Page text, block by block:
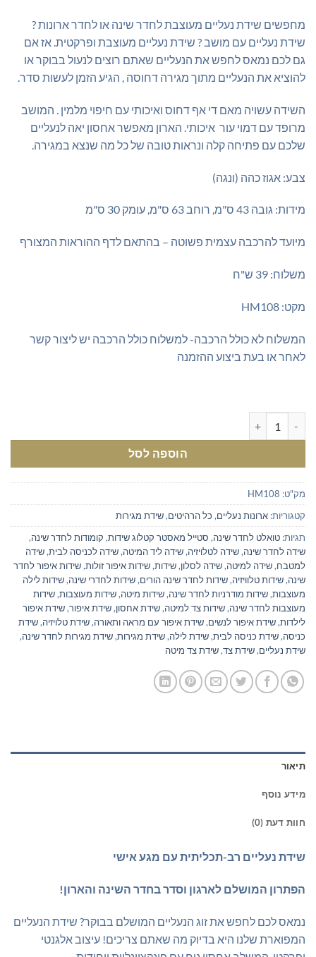
מחפשים שידת נעליים מעוצבת לחדר שינה או לחדר ארונות ?
שידת נעליים עם מושב ? שידת נעליים מעוצבת ופרקטית. אז אם
גם לכם נמאס לחפש את הנעליים שאתם רוצים לנעול בבוקר או
להוציא את הנעליים מתוך מגירה דחוסה , הגיע הזמן לעשות סדר.
השידה עשויה מאם די אף דחוס ואיכותי עם חיפוי מלמין . המושב
מרופד עם דמוי עור איכותי. הארון מאפשר אחסון יאה לנעליים
שלכם עם פתיחה קלה ונראות טובה של כל מה שנצא במגירה.
צבע: אגוז כהה (ונגה)
מידות: גובה 43 ס"מ, רוחב 63 ס"מ, עומק 30 ס"מ
מיועד להרכבה עצמית פשוטה – בהתאם לדף ההוראות המצורף
משלוח: 39 ש"ח
מקט: HM108
המשלוח לא כולל הרכבה- למשלוח כולל הרכבה יש ליצור קשר
לאחר או בעת ביצוע ההזמנה
הוספה לסל
מק"ט: HM108
קטגוריות: ארונות נעליים, כל הרהיטים,שידת מגירות
תגיות: טואלט לחדר שינה, סטייל מאסטר קטלוג שידות, קומודות לחדר שינה,
שידה לחדר שינה,שידה לטלויזיה,שידה ליד המיטה,שידה לכניסה לבית,שידה
למטבח,שידה למיטה,שידה לסלון,שידות,שידות איפור זולות,שידות איפור לחדר
שינה,שידות טלוויזיה,שידות לחדר שינה הורים,שידות לחדרי שינה,שידות לילה
מעוצבות,שידות מודרניות לחדר שינה,שידות מיטה,שידות מעוצבות,שידות
מעוצבות לחדר שינה,שידות צד למיטה,שידת אחסון,שידת איפור,שידת איפור
לילדות,שידת איפור לנשים,שידת איפור עם מראה ותאורה,שידת טלויזיה,שידת
כניסה,שידת כניסה לבית,שידת לילה,שידת מגירות,שידת מגירות לחדר שינה,
שידת נעליים,שידת צד,שידת צד מיטה
תיאור
מידע נוסף
חוות דעת (0)
שידת נעליים רב-תכליתית עם מגע אישי
הפתרון המושלם לארגון וסדר בחדר השינה והארון!
נמאס לכם לחפש את זוג הנעליים המושלם בבוקר? שידת הנעליים
המפוארת שלנו היא בדיוק מה שאתם צריכים! עיצוב אלגנטי